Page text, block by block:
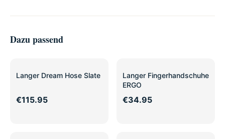
Dazu passend
Langer Dream Hose Slate
€115.95
Langer Fingerhandschuhe
ERGO
€34.95